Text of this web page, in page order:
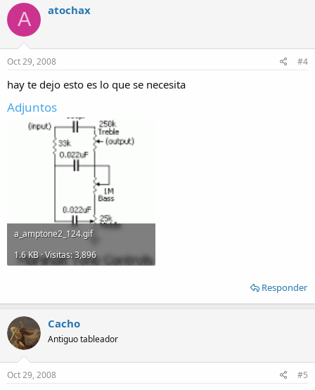
A atochax
Oct 29, 2008 #4
hay te dejo esto es lo que se necesita
Adjuntos
a_amptone2_124.gif
1.6 KB · Visitas: 3,896
Responder
Cacho
Antiguo tableador
Oct 29, 2008 #5